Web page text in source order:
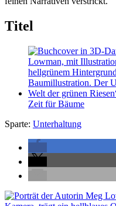
Titel
Zeit für Bäume
Sparte: Unterhaltung
Seitenleiste